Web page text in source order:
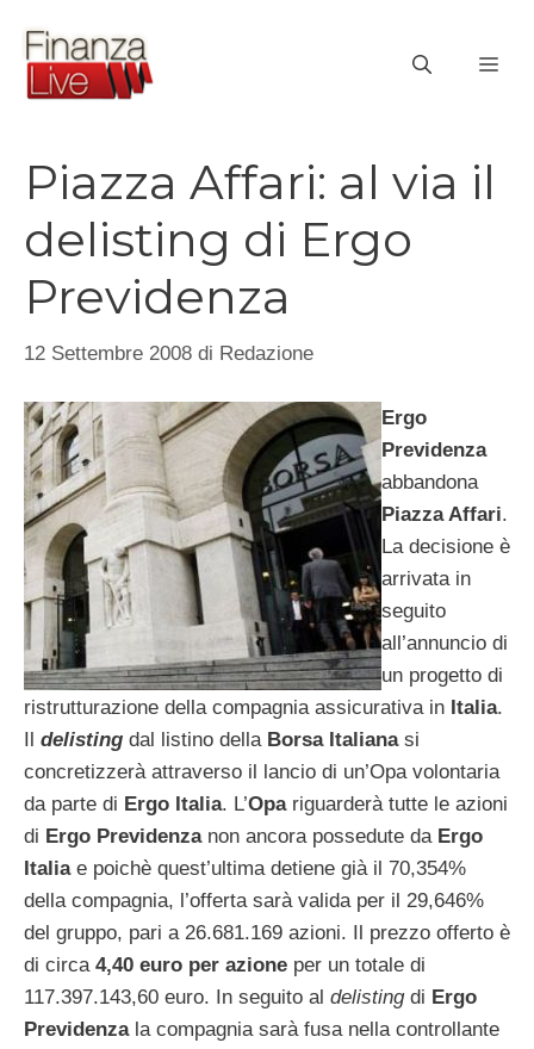
contenuto
Piazza Affari: al via il
delisting di Ergo
Previdenza
12 Settembre 2008 di Redazione
Ergo
Previdenza
abbandona
Piazza Affari.
La decisione è
arrivata in
seguito
all’annuncio di
un progetto di
ristrutturazione della compagnia assicurativa in Italia.
delisting dal listino della Borsa Italianasi
concretizzerà attraverso il lancio di un’Opa volontaria
da parte di Ergo Italia. L’Opariguarderà tutte le azioni
di Ergo Previdenzanon ancora possedute da Ergo
Italiae poichè quest’ultima detiene già il 70,354%
della compagnia, l’offerta sarà valida per il 29,646%
del gruppo, pari a 26.681.169 azioni. Il prezzo offerto è
di circa 4,40 euro per azione per un totale di
117.397.143,60 euro. In seguito al delistingdi Ergo
Previdenza la compagnia sarà fusa nella controllante